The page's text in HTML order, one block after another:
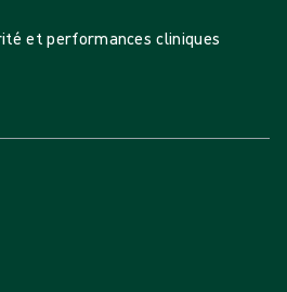
et performances cliniques